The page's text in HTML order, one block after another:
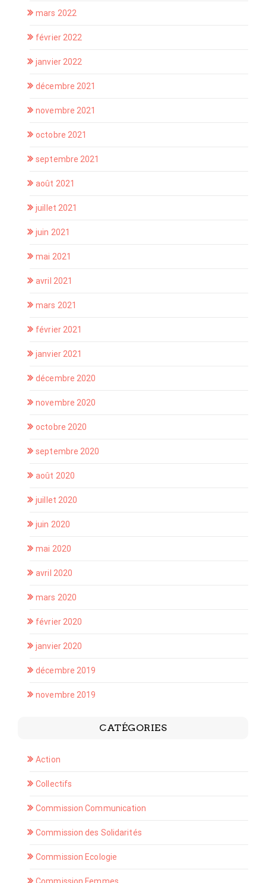
mars 2022
février 2022
janvier 2022
décembre 2021
novembre 2021
octobre 2021
septembre 2021
août 2021
juillet 2021
juin 2021
mai 2021
avril 2021
mars 2021
février 2021
janvier 2021
décembre 2020
novembre 2020
octobre 2020
septembre 2020
août 2020
juillet 2020
juin 2020
mai 2020
avril 2020
mars 2020
février 2020
janvier 2020
décembre 2019
novembre 2019
CATÉGORIES
Action
Collectifs
Commission Communication
Commission des Solidarités
Commission Ecologie